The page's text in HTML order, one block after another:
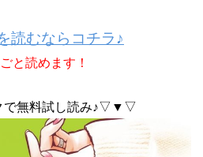
読むならコチラ♪
と読めます！
無料試し読み♪▽▼▽